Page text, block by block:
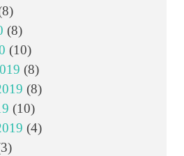
(8)
(10)
(8)
(8)
(10)
(4)